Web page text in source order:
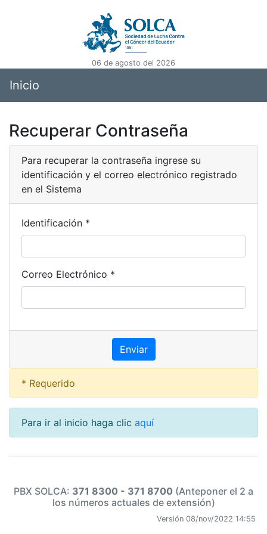
06 de agosto del 2026
Inicio
Recuperar Contraseña
Para recuperar la contraseña ingrese su
identificación y el correo electrónico registrado
en el Sistema
Identificación *
Correo Electrónico *
* Requerido
Para ir al inicio haga clic aquí
PBX SOLCA: 371 8300 - 371 8700 (Anteponer el 2 a
los números actuales de extensión)
Versión 08/nov/2022 14:55